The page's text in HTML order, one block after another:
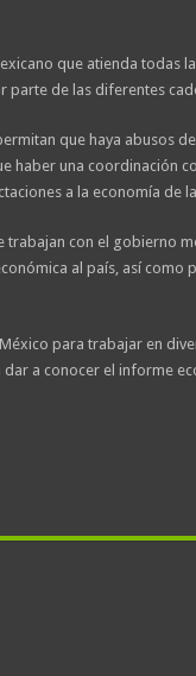
que atienda todas
de las diferentes
que haya abusos
haber una coordinación
a la economía de
trabajan con el gobierno
al país, así como
para trabajar en
a conocer el informe